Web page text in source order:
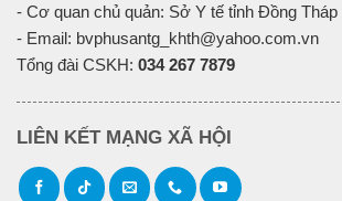
- Cơ quan chủ quản: Sở Y tế tỉnh Đồng Tháp
- Email: bvphusantg_khth@yahoo.com.vn
Tổng đài CSKH: 034 267 7879
LIÊN KẾT MẠNG XÃ HỘI